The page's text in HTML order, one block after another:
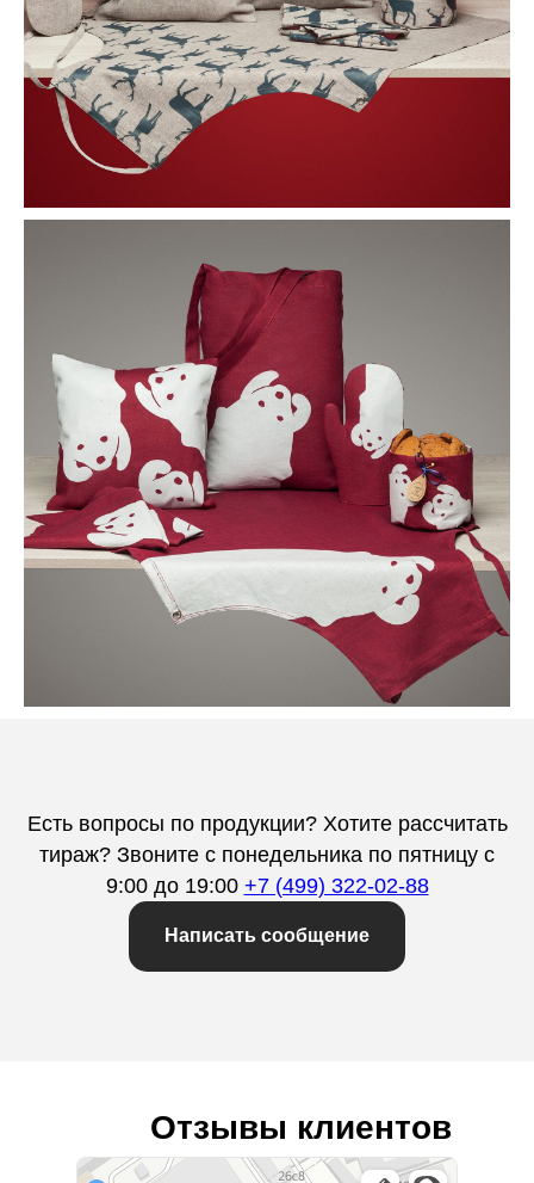
Есть вопросы по продукции? Хотите рассчитать
тираж? Звоните с понедельника по пятницу с
9:00 до 19:00 +7 (499) 322-02-88
Написать сообщение
Отзывы клиентов
Лайф Принт